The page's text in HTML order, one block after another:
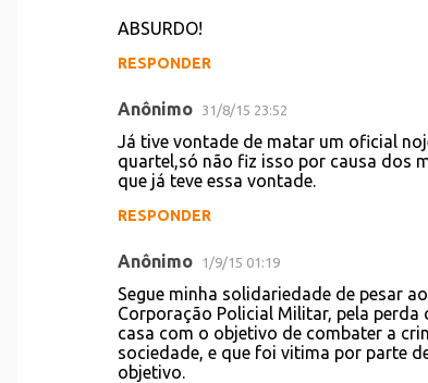
ABSURDO!
RESPONDER
Anônimo 31/8/15 23:52
Já tive vontade de matar um oficial
quartel,só não fiz isso por causa dos
que já teve essa vontade.
RESPONDER
Anônimo 1/9/15 01:19
Segue minha solidariedade de pesar
Corporação Policial Militar, pela
casa com o objetivo de combater a
sociedade, e que foi vitima por parte
objetivo.